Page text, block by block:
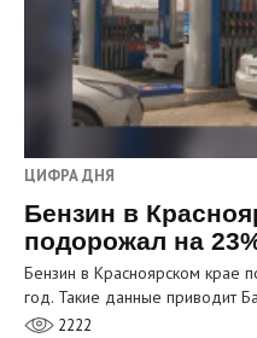
ЦИФРА ДНЯ
Бензин в
подорожал на
Бензин в Красноярском крае
год. Такие данные приводит
2222